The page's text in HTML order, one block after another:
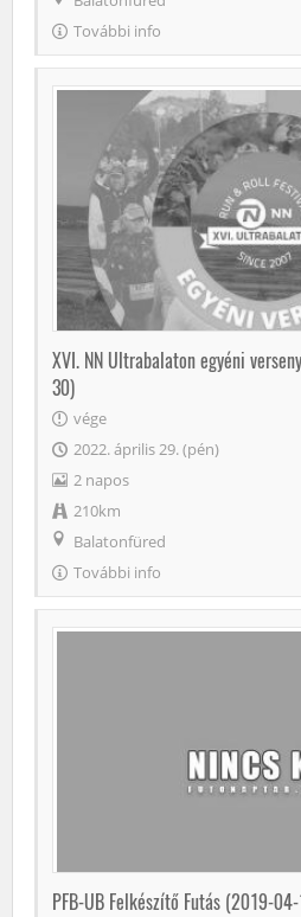
További info
XVI. NN Ultrabalaton egyéni
30)
vége
2022. április 29. (pén)
2 napos
210km
Balatonfüred
További info
PFB-UB Felkészítő Futás (2019-